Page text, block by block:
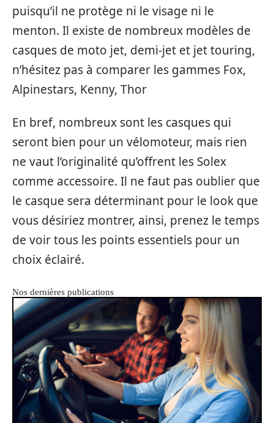
puisqu’il ne protège ni le visage ni le
menton. Il existe de nombreux modèles de
casques de moto jet, demi-jet et jet touring,
n’hésitez pas à comparer les gammes Fox,
Alpinestars, Kenny, Thor
En bref, nombreux sont les casques qui
seront bien pour un vélomoteur, mais rien
ne vaut l’originalité qu’offrent les Solex
comme accessoire. Il ne faut pas oublier que
le casque sera déterminant pour le look que
vous désiriez montrer, ainsi, prenez le temps
de voir tous les points essentiels pour un
choix éclairé.
Nos dernières publications